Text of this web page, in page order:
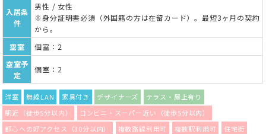
入居条
件
男性 / 女性
※身分証明書必須（外国籍の方は在留カード）。最短3ヶ月の契約
から。
空室
個室：2
空室予
定
個室：2
洋室 無線LAN 家具付き デザイナーズ
テラス・屋上有り
駅近（徒歩5分以内）
コンビニ・スーパー近い（徒歩5分以内）
都心への好アクセス（30分以内）
複数路線利用可 複数駅利用可
住宅街